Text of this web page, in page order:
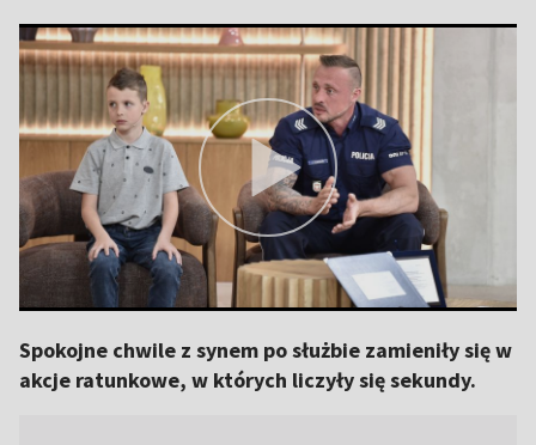
Spokojne chwile z synem po służbie zamieniły się w
akcje ratunkowe, w których liczyły się sekundy.